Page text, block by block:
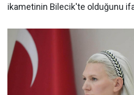
ikametinin Bilecik'te olduğunu